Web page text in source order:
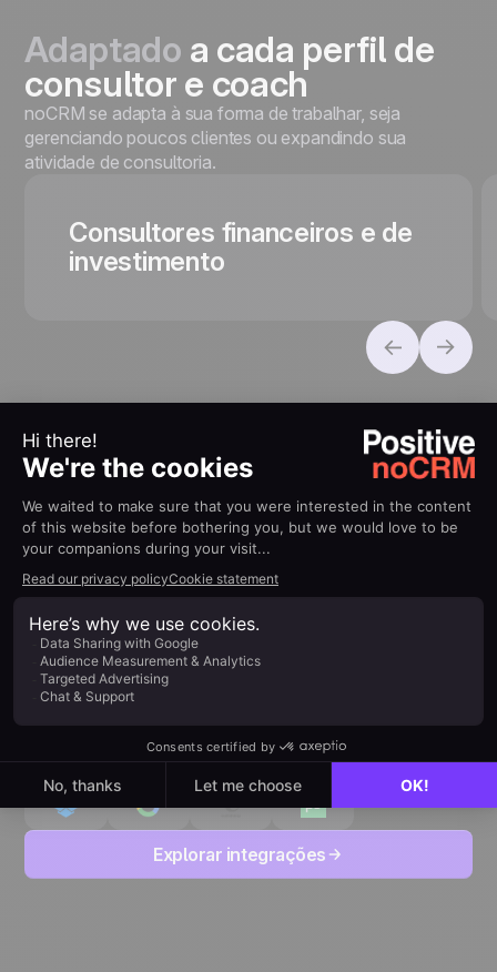
Adaptado a cada perfil de
consultor e coach
noCRM se adapta à sua forma de trabalhar, seja
gerenciando poucos clientes ou expandindo sua
atividade de consultoria.
Consultores financeiros e de
investimento
100% conectado ao seu
ecossistema
Conecte facilmente suas ferramentas do dia a dia para
aumentar sua produtividade sem complicação.
Explorar integrações